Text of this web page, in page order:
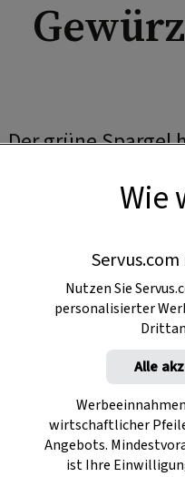
Der grüne Spargel
geschält,
Wie
Nutzen Sie
personalisierter
Alle
wirtschaftlicher
Angebots.
ist Ihre